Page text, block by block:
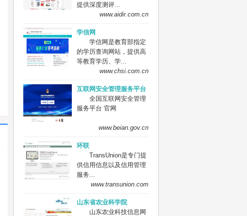
提供深度测评...
www.aidir.com.cn
学信网
学信网是教育部指定
的学历查询网站，提供高
等教育学历、学...
www.chsi.com.cn
互联网安全管理服务平台
全国互联网安全管理
服务平台 官网
www.beian.gov.cn
环联
TransUnion是专门提
供信用信息以及信用管理
服务...
www.transunion.com
山东省农业科学院
山东农业科技信息网